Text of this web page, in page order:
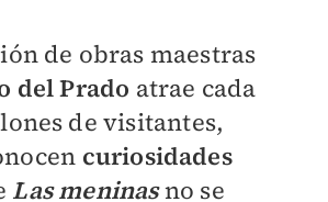
de obras maestras
del Prado atrae cada
de visitantes,
curiosidades
Las meninasno se